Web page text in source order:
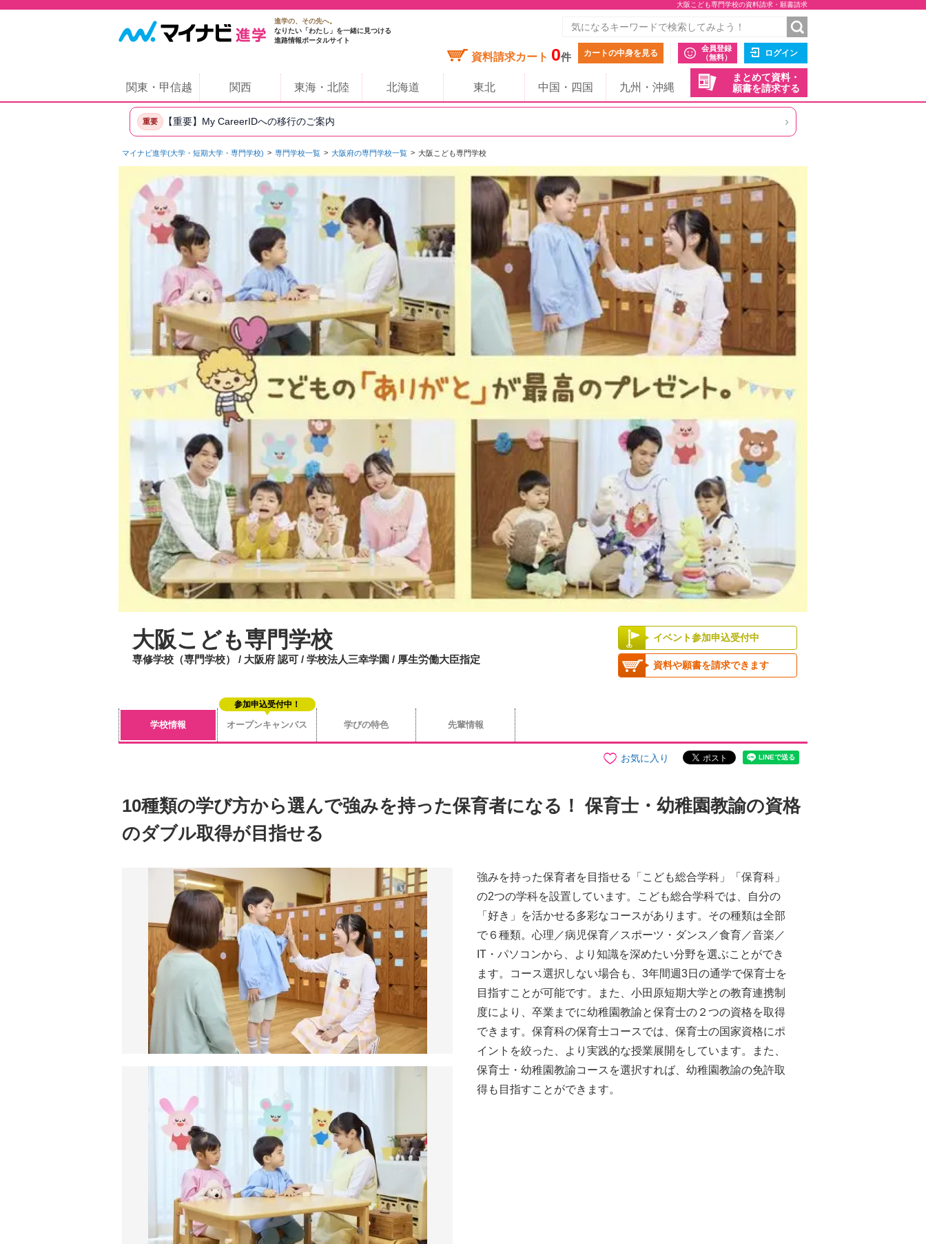
大阪こども専門学校の資料請求・願書請求
進学の、その先へ。
なりたい「わたし」を一緒に見つける
進路情報ポータルサイト
資料請求カート 0件 カートの中身を見る
会員登録
（無料）
ログイン
まとめて資料・
願書を請求する
関東・甲信越 関西 東海・北陸 北海道 東北 中国・四国 九州・沖縄
重要 【重要】My CareerIDへの移行のご案内 ›
マイナビ進学(大学・短期大学・専門学校) 専門学校一覧 大阪府の専門学校一覧 大阪こども専門学校
大阪こども専門学校
専修学校（専門学校） / 大阪府 認可 / 学校法人三幸学園 / 厚生労働大臣指定
イベント参加申込受付中
資料や願書を請求できます
学校情報 オープンキャンパス
参加申込受付中！
学びの特色 先輩情報
お気に入り
10種類の学び方から選んで強みを持った保育者になる！ 保育士・幼稚園教諭の資格
のダブル取得が目指せる
強みを持った保育者を目指せる「こども総合学科」「保育科」
の2つの学科を設置しています。こども総合学科では、自分の
「好き」を活かせる多彩なコースがあります。その種類は全部
で６種類。心理／病児保育／スポーツ・ダンス／食育／音楽／
IT・パソコンから、より知識を深めたい分野を選ぶことができ
ます。コース選択しない場合も、3年間週3日の通学で保育士を
目指すことが可能です。また、小田原短期大学との教育連携制
度により、卒業までに幼稚園教諭と保育士の２つの資格を取得
できます。保育科の保育士コースでは、保育士の国家資格にポ
イントを絞った、より実践的な授業展開をしています。また、
保育士・幼稚園教諭コースを選択すれば、幼稚園教諭の免許取
得も目指すことができます。